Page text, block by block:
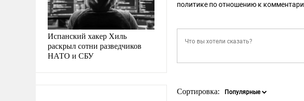
Испанский хакер Хиль
раскрыл сотни разведчиков
НАТО и СБУ
политике по отношению к
Сортировка: